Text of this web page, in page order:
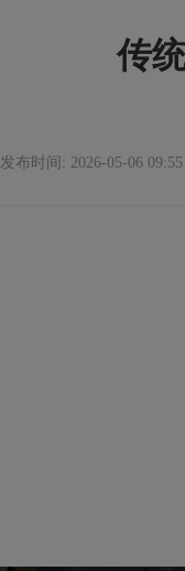
传
发布时间: 2026-05-06 09:55